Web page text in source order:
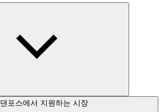
댄포스에서 지원하는 시장